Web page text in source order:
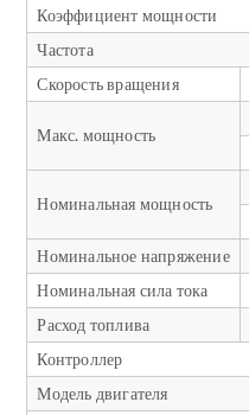
Коэффициент мощности
Частота
Скорость вращения
Макс. мощность
Номинальная мощность
Номинальное напряжение
Номинальная сила тока
Расход топлива
Контроллер
Модель двигателя